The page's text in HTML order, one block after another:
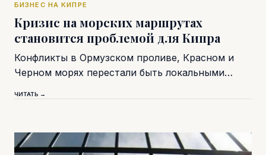
БИЗНЕС НА КИПРЕ
Кризис на морских маршрутах
становится проблемой для Кипра
Конфликты в Ормузском проливе, Красном и
Черном морях перестали быть локальными…
ЧИТАТЬ →